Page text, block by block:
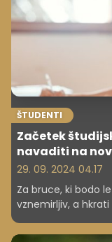
ŠTUDENTI
Začetek
navaditi na
29. 09. 2024 04.17
Za bruce, ki bodo
vznemirljiv, a
nekaj nasvetov, ki
začetku.